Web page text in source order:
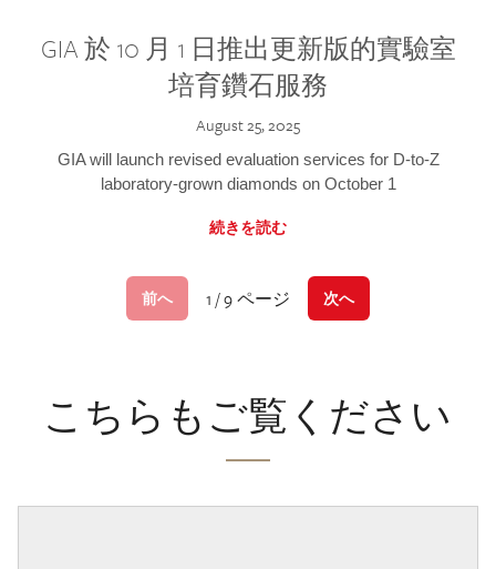
GIA 於 10 月 1 日推出更新版的實驗室
培育鑽石服務
August 25, 2025
GIA will launch revised evaluation services for D-to-Z
laboratory-grown diamonds on October 1
続きを読む
前へ 1 / 9 ページ 次へ
こちらもご覧ください